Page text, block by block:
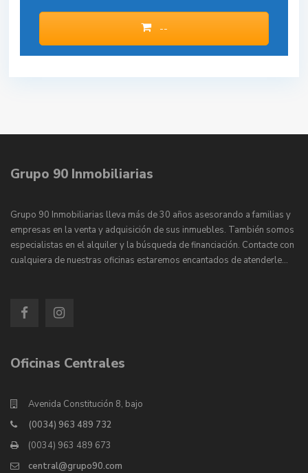
--
Grupo 90 Inmobiliarias
Grupo 90 Inmobiliarias lleva más de 30 años asesorando a familias y
empresas en la venta y adquisición de sus inmuebles. También somos
especialistas en el alquiler y la búsqueda de financiación. Contacte con
cualquiera de nuestras oficinas estaremos encantados de atenderle…
Oficinas Centrales
Avenida Constitución 8, bajo
(0034) 963 489 732
(0034) 963 489 673
central@grupo90.com